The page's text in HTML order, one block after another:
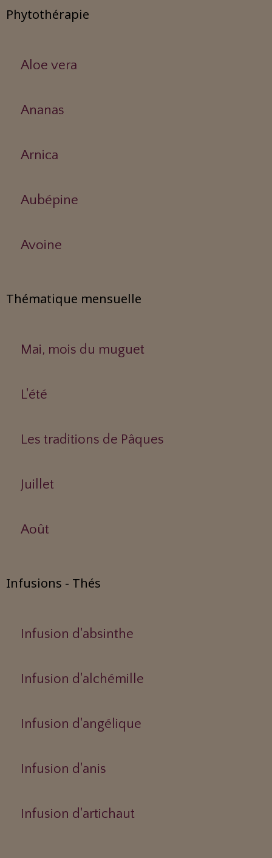
Phytothérapie
Aloe vera
Ananas
Arnica
Aubépine
Avoine
Thématique mensuelle
Mai, mois du muguet
L'été
Les traditions de Pâques
Juillet
Août
Infusions - Thés
Infusion d'absinthe
Infusion d'alchémille
Infusion d'angélique
Infusion d'anis
Infusion d'artichaut